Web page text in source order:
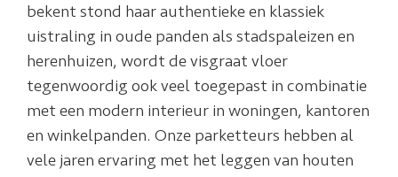
bekent stond haar authentieke en klassiek
uistraling in oude panden als stadspaleizen en
herenhuizen, wordt de visgraat vloer
tegenwoordig ook veel toegepast in combinatie
met een modern interieur in woningen, kantoren
en winkelpanden. Onze parketteurs hebben al
vele jaren ervaring met het leggen van houten